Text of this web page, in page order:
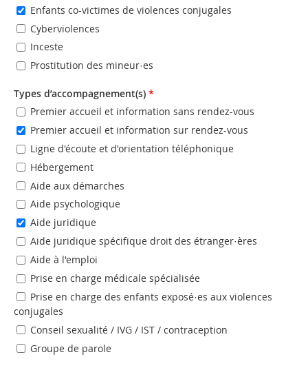
Enfants co-victimes de violences conjugales
Cyberviolences
Inceste
Prostitution des mineur·es
Types d’accompagnement(s) *
Premier accueil et information sans rendez-vous
Premier accueil et information sur rendez-vous
Ligne d'écoute et d'orientation téléphonique
Hébergement
Aide aux démarches
Aide psychologique
Aide juridique
Aide juridique spécifique droit des étranger·ères
Aide à l'emploi
Prise en charge médicale spécialisée
Prise en charge des enfants exposé·es aux violences
conjugales
Conseil sexualité / IVG / IST / contraception
Groupe de parole